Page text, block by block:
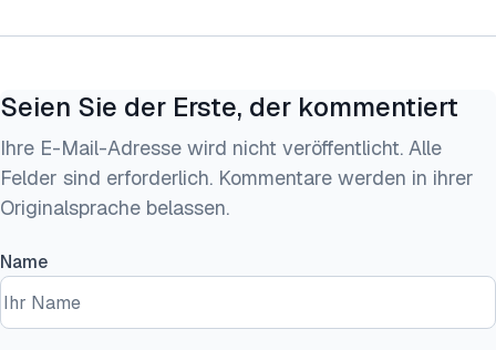
Seien Sie der Erste, der kommentiert
Ihre E-Mail-Adresse wird nicht veröffentlicht. Alle
Felder sind erforderlich. Kommentare werden in ihrer
Originalsprache belassen.
Name